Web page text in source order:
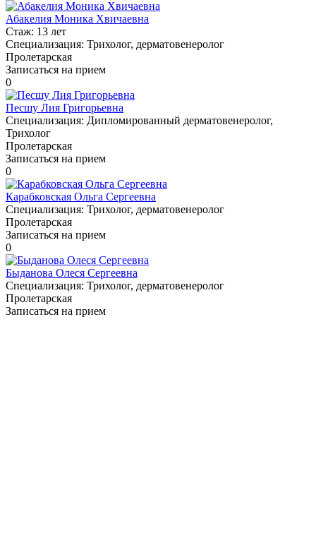
Абакелия Моника Хвичаевна
Стаж: 13 лет
Специализация: Трихолог, дерматовенеролог
Пролетарская
Записаться на прием
0
Песшу Лия Григорьевна
Специализация: Дипломированный дерматовенеролог,
Трихолог
Пролетарская
Записаться на прием
0
Карабковская Ольга Сергеевна
Специализация: Трихолог, дерматовенеролог
Пролетарская
Записаться на прием
0
Быданова Олеся Сергеевна
Специализация: Трихолог, дерматовенеролог
Пролетарская
Записаться на прием